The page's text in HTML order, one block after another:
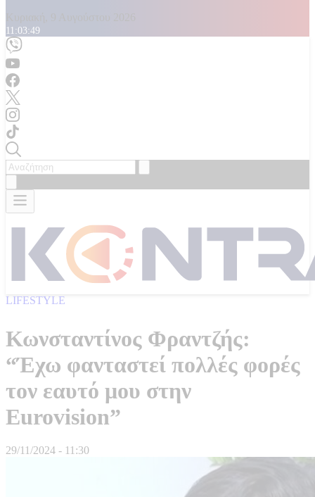
11:03:51
LIFESTYLE
Κωνσταντίνος Φραντζής:
“Έχω φανταστεί πολλές φορές
τον εαυτό μου στην
Eurovision”
29/11/2024 - 11:30